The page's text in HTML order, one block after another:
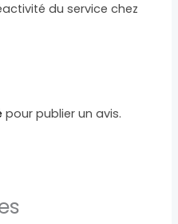
du service chez
pour publier un avis.